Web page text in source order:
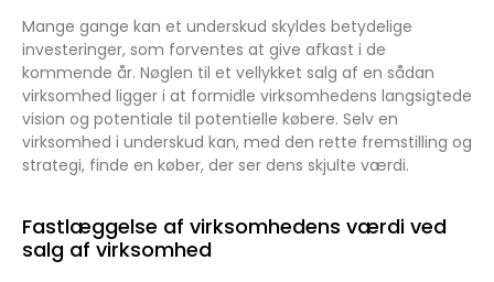
Mange gange kan et underskud skyldes betydelige
investeringer, som forventes at give afkast i de
kommende år. Nøglen til et vellykket salg af en sådan
virksomhed ligger i at formidle virksomhedens langsigtede
vision og potentiale til potentielle købere. Selv en
virksomhed i underskud kan, med den rette fremstilling og
strategi, finde en køber, der ser dens skjulte værdi.
Fastlæggelse af virksomhedens værdi ved
salg af virksomhed